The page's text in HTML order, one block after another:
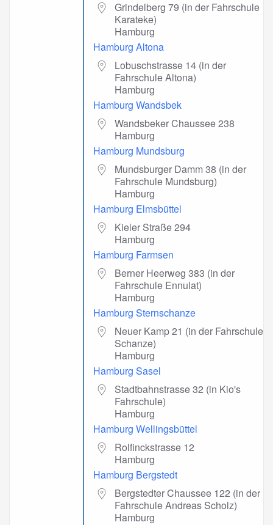
Grindelberg 79 (in der Fahrschule
Karateke)
Hamburg
Hamburg Altona
Lobuschstrasse 14 (in der
Fahrschule Altona)
Hamburg
Hamburg Wandsbek
Wandsbeker Chaussee 238
Hamburg
Hamburg Mundsburg
Mundsburger Damm 38 (in der
Fahrschule Mundsburg)
Hamburg
Hamburg Elmsbüttel
Kieler Straße 294
Hamburg
Hamburg Farmsen
Berner Heerweg 383 (in der
Fahrschule Ennulat)
Hamburg
Hamburg Sternschanze
Neuer Kamp 21 (in der Fahrschule
Schanze)
Hamburg
Hamburg Sasel
Stadtbahnstrasse 32 (in Kio's
Fahrschule)
Hamburg
Hamburg Wellingsbüttel
Rolfinckstrasse 12
Hamburg
Hamburg Bergstedt
Bergstedter Chaussee 122 (in der
Fahrschule Andreas Scholz)
Hamburg